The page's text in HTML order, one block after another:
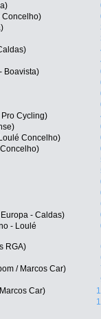
Concelho)
Boavista)
Cycling)
Concelho)
- Caldas)
- Loulé
RGA)
/ Marcos Car)
Car)